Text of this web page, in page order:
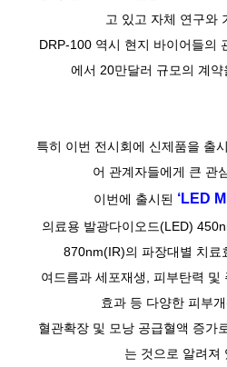
고 있고 자체 연구와
DRP-100 역시 현지 바이어들의
에서 20만달러 규모의 계약
특히 이번 전시회에 신제품을 출
어 관계자들에게 큰 관
이번에 출시된 ‘LED
의료용 발광다이오드(LED)
870nm(IR)의 파장대별 치료
여드름과 세포재생, 피부탄력 및
효과 등 다양한 피부
혈관확장 및 모낭 공급혈액 증가
는 것으로 알려져